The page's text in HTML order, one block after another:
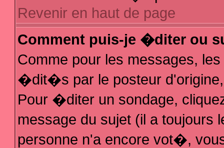
Revenir en haut de page
Comment puis-je �diter ou
Comme pour les messages,
�dit�s par le posteur
Pour �diter un sondage,
message du sujet (il a
personne n'a encore vot�,